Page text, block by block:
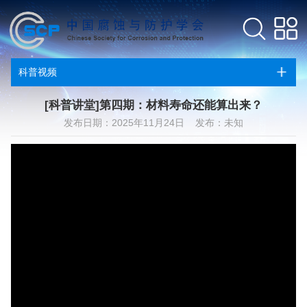
科普视频
[科普讲堂]第四期：材料寿命还能算出来？
发布日期：2025年11月24日 发布：未知